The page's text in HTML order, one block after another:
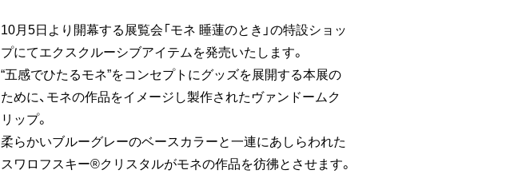
10月5日より開幕する展覧会「モネ 睡蓮のとき」の特設ショッ
プにてエクスクルーシブアイテムを発売いたします。
“五感でひたるモネ”をコンセプトにグッズを展開する本展の
ために、モネの作品をイメージし製作されたヴァンドームク
リップ。
柔らかいブルーグレーのベースカラーと一連にあしらわれた
スワロフスキー®クリスタルがモネの作品を彷彿とさせます。